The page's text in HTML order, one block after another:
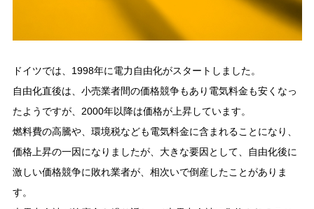
ドイツでは、1998年に電力自由化がスタートしました。
自由化直後は、小売業者間の価格競争もあり電気料金も安くなっ
たようですが、2000年以降は価格が上昇しています。
燃料費の高騰や、環境税なども電気料金に含まれることになり、
価格上昇の一因になりましたが、大きな要因として、自由化後に
激しい価格競争に敗れ業者が、相次いで倒産したことがありま
す。